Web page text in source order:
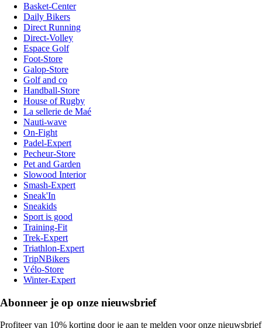
Basket-Center
Daily Bikers
Direct Running
Direct-Volley
Espace Golf
Foot-Store
Galop-Store
Golf and co
Handball-Store
House of Rugby
La sellerie de Maé
Nauti-wave
On-Fight
Padel-Expert
Pecheur-Store
Pet and Garden
Slowood Interior
Smash-Expert
Sneak'In
Sneakids
Sport is good
Training-Fit
Trek-Expert
Triathlon-Expert
TripNBikers
Vélo-Store
Winter-Expert
Abonneer je op onze nieuwsbrief
Profiteer van 10% korting door je aan te melden voor onze nieuwsbrief